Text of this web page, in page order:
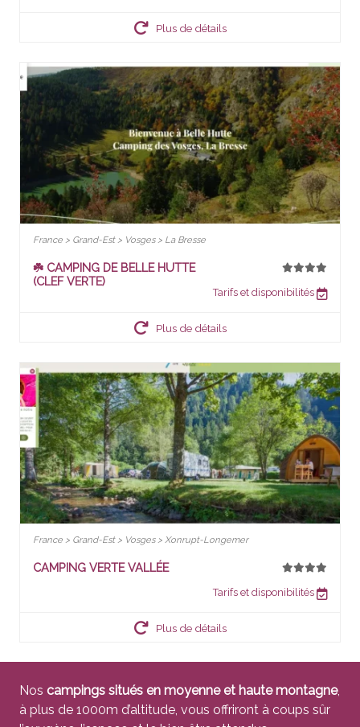
Plus de détails
France > Grand-Est > Vosges > La Bresse
☘️ CAMPING DE BELLE HUTTE
(CLEF VERTE)
Tarifs et disponibilités
Plus de détails
France > Grand-Est > Vosges > Xonrupt-Longemer
CAMPING VERTE VALLÉE
Tarifs et disponibilités
Plus de détails
Nos campings situés en moyenne et haute montagne,
à plus de 1000m d’altitude, vous offriront à coups sûr